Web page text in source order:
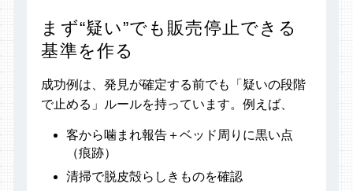
まず“疑い”でも販売停止できる
基準を作る
成功例は、発見が確定する前でも「疑いの段階
で止める」ルールを持っています。例えば、
客から噛まれ報告＋ベッド周りに黒い点
（痕跡）
清掃で脱皮殻らしきものを確認